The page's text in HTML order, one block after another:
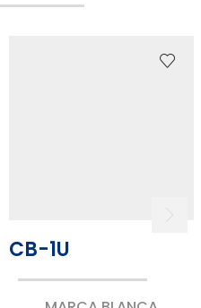
CB-1U